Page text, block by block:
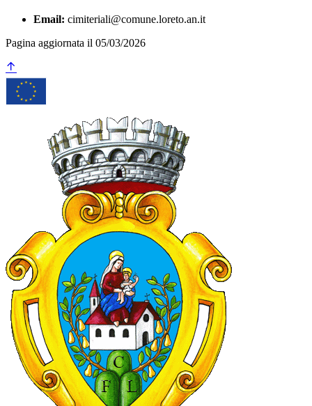
Email: cimiteriali@comune.loreto.an.it
Pagina aggiornata il 05/03/2026